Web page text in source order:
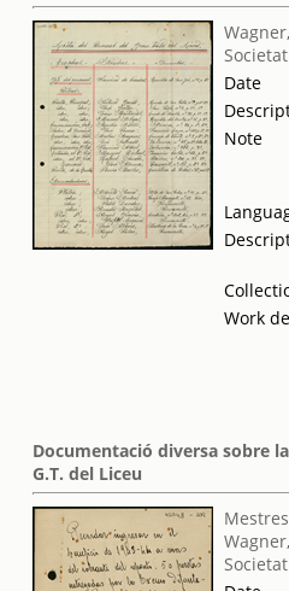
Date
Note
Work
Documentació diversa sobre
G.T. del Liceu